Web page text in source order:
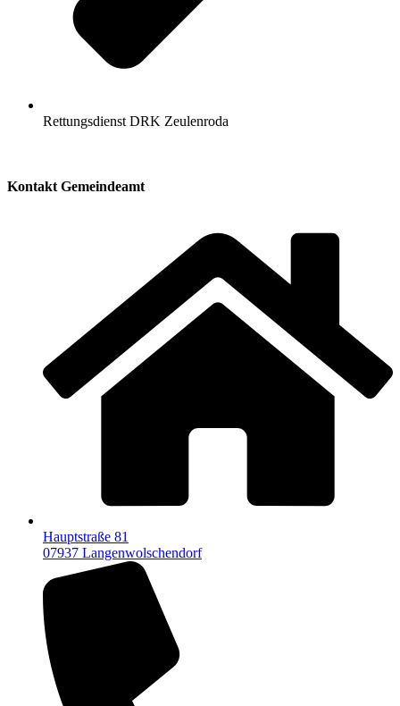
Rettungsdienst DRK Zeulenroda
Kontakt Gemeindeamt
Hauptstraße 81
07937 Langenwolschendorf